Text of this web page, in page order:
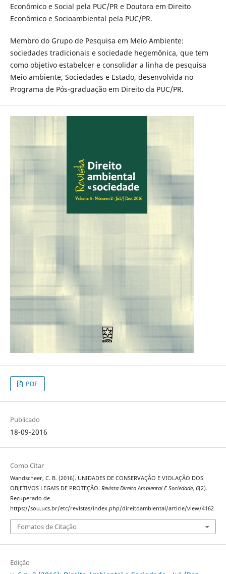
Econômico e Social pela PUC/PR e Doutora em Direito
Econômico e Socioambiental pela PUC/PR.
Membro do Grupo de Pesquisa em Meio Ambiente:
sociedades tradicionais e sociedade hegemônica, que tem
como objetivo estabelcer e consolidar a linha de pesquisa
Meio ambiente, Sociedades e Estado, desenvolvida no
Programa de Pós-graduação em Direito da PUC/PR.
PDF
Publicado
18-09-2016
Como Citar
Wandscheer, C. B. (2016). UNIDADES DE CONSERVAÇÃO E VIOLAÇÃO DOS
OBJETIVOS LEGAIS DE PROTEÇÃO. Revista Direito Ambiental E Sociedade, 6(2).
Recuperado de
https://sou.ucs.br/etc/revistas/index.php/direitoambiental/article/view/4162
Fomatos de Citação
Edição